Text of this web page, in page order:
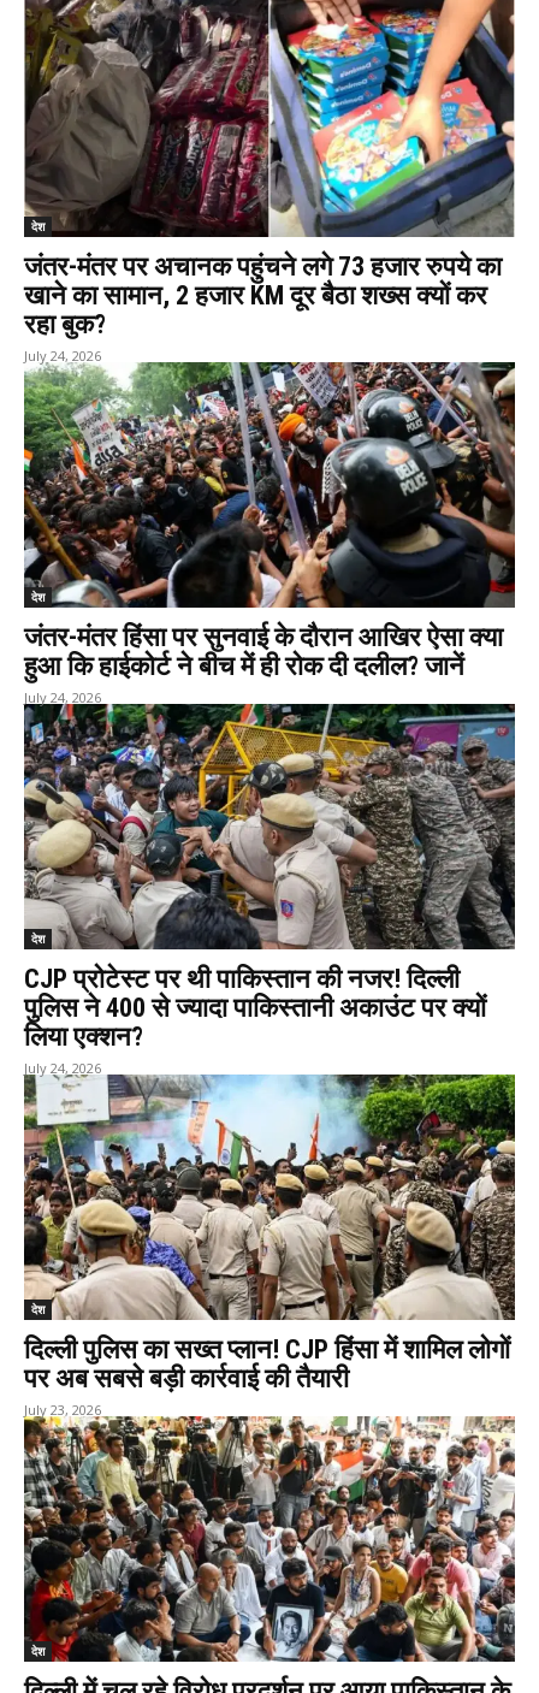
देश
जंतर-मंतर पर अचानक पहुंचने लगे 73 हजार रुपये का
खाने का सामान, 2 हजार KM दूर बैठा शख्स क्यों कर
रहा बुक?
July 24, 2026
देश
जंतर-मंतर हिंसा पर सुनवाई के दौरान आखिर ऐसा क्या
हुआ कि हाईकोर्ट ने बीच में ही रोक दी दलील? जानें
July 24, 2026
देश
CJP प्रोटेस्ट पर थी पाकिस्तान की नजर! दिल्ली
पुलिस ने 400 से ज्यादा पाकिस्तानी अकाउंट पर क्यों
लिया एक्शन?
July 24, 2026
देश
दिल्ली पुलिस का सख्त प्लान! CJP हिंसा में शामिल लोगों
पर अब सबसे बड़ी कार्रवाई की तैयारी
July 23, 2026
देश